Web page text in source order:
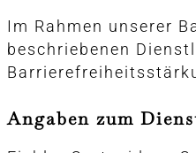
Im Rahmen unserer
beschriebenen
Angaben zum